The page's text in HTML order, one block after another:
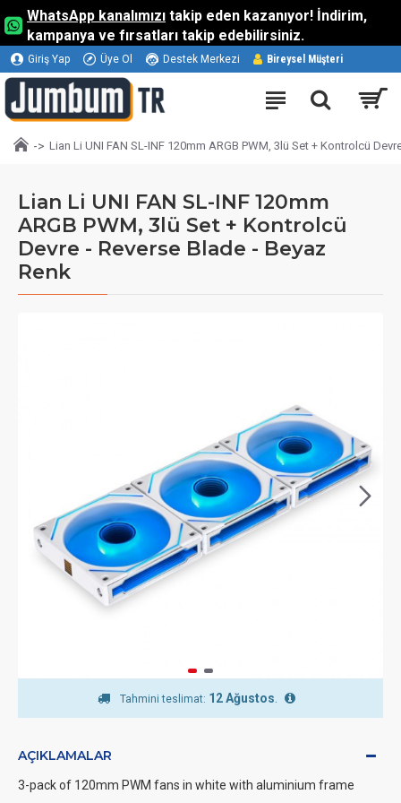
WhatsApp kanalımızı takip eden kazanıyor! İndirim,
kampanya ve fırsatları takip edebilirsiniz.
Giriş Yap Üye Ol Destek Merkezi Bireysel Müşteri
Lian Li UNI FAN SL-INF 120mm ARGB PWM, 3lü Set + Kontrolcü
Lian Li UNI FAN SL-INF 120mm
ARGB PWM, 3lü Set + Kontrolcü
Devre - Reverse Blade - Beyaz
Renk
Tahmini teslimat: 12 Ağustos
AÇIKLAMALAR
3-pack of 120mm PWM fans in white with aluminium frame